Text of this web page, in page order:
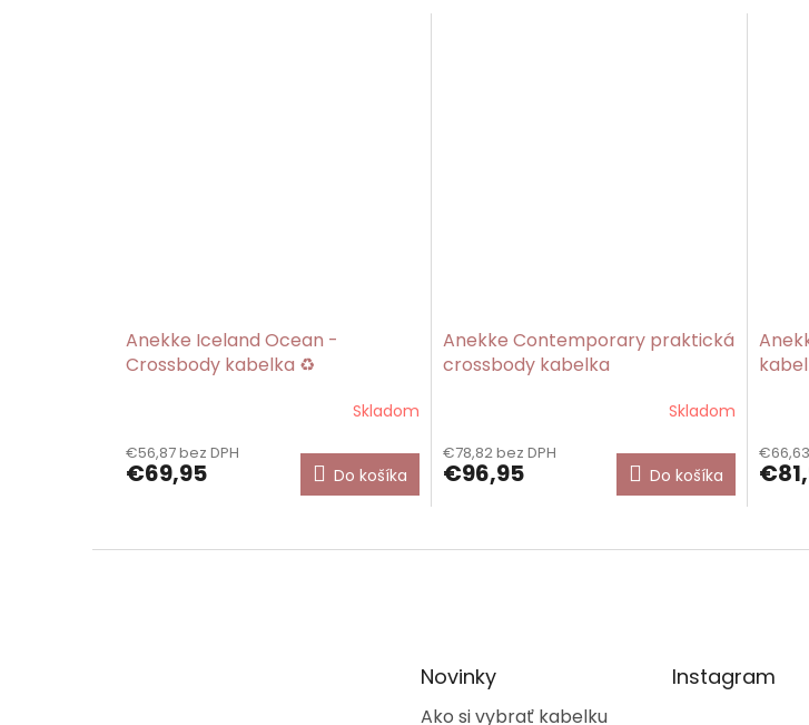
Anekke Iceland Ocean -
Crossbody kabelka ♻️
Skladom
€56,87 bez DPH
€69,95 Do košíka
Anekke Contemporary praktická
crossbody kabelka
produktu
je
Skladom
€78,82 bez DPH
€96,95 Do košíka
je
Novinky
Ako si vybrať kabelku
Instagram